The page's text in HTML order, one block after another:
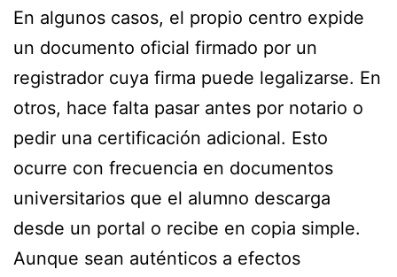
En algunos casos, el propio centro expide
un documento oficial firmado por un
registrador cuya firma puede legalizarse. En
otros, hace falta pasar antes por notario o
pedir una certificación adicional. Esto
ocurre con frecuencia en documentos
universitarios que el alumno descarga
desde un portal o recibe en copia simple.
Aunque sean auténticos a efectos